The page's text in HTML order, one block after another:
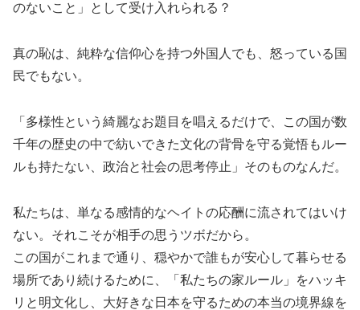
のないこと」として受け入れられる？
真の恥は、純粋な信仰心を持つ外国人でも、怒っている国
民でもない。
「多様性という綺麗なお題目を唱えるだけで、この国が数
千年の歴史の中で紡いできた文化の背骨を守る覚悟もルー
ルも持たない、政治と社会の思考停止」そのものなんだ。
私たちは、単なる感情的なヘイトの応酬に流されてはいけ
ない。それこそが相手の思うツボだから。
この国がこれまで通り、穏やかで誰もが安心して暮らせる
場所であり続けるために、「私たちの家ルール」をハッキ
リと明文化し、大好きな日本を守るための本当の境界線を